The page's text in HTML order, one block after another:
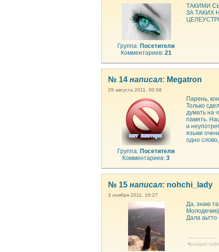
Группа: Посетители
Комментариев: 21
ТАКИМИ
ЗА ТАКИХ
№ 14 написал: Megatron
29 августа 2011, 00:58
Группа: Посетители
Комментариев:3
Парень,
Только
думать на
память.
и
языки
одно
№ 15 написал: nohchi_lady
3 ноября 2011, 16:27
Да, знаю
Молодечик)
Дала аьтто
--------------------
♥ραsќрσú